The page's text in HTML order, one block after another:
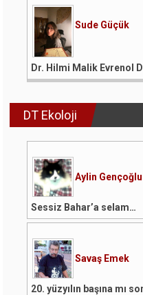
Sude Güçük
Dr. Hilmi Malik Evrenol
DT Ekoloji
Aylin Gençoğlu
Sessiz Bahar’a selam…
Savaş Emek
20. yüzyılın başına mı